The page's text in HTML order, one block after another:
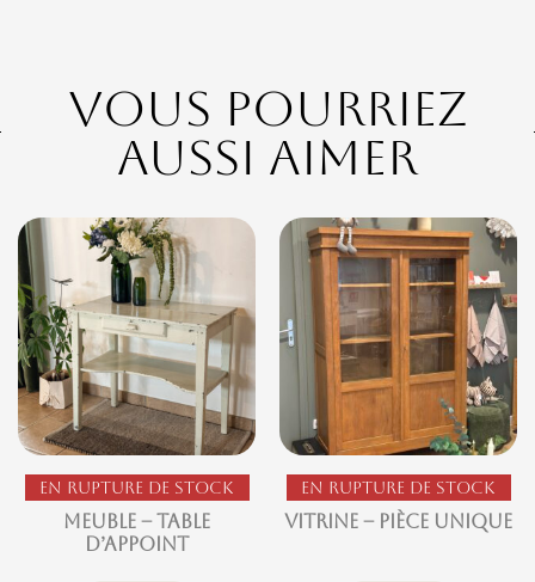
Vous pourriez
aussi aimer
En rupture de stock
Meuble – Table
d’appoint
En rupture de stock
Vitrine – Pièce Unique